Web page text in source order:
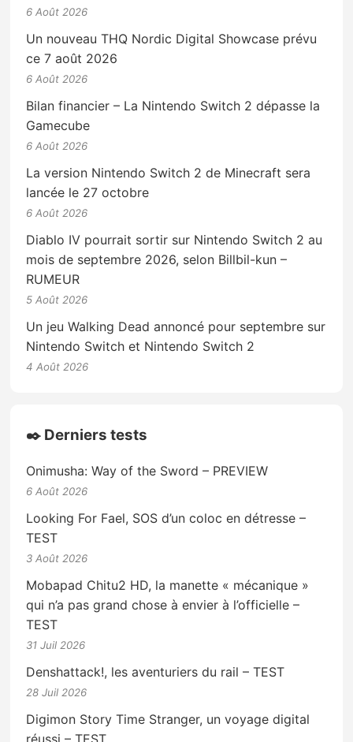
6 Août 2026
Un nouveau THQ Nordic Digital Showcase prévu
ce 7 août 2026
6 Août 2026
Bilan financier – La Nintendo Switch 2 dépasse la
Gamecube
6 Août 2026
La version Nintendo Switch 2 de Minecraft sera
lancée le 27 octobre
6 Août 2026
Diablo IV pourrait sortir sur Nintendo Switch 2 au
mois de septembre 2026, selon Billbil-kun –
RUMEUR
5 Août 2026
Un jeu Walking Dead annoncé pour septembre sur
Nintendo Switch et Nintendo Switch 2
4 Août 2026
✒️ Derniers tests
Onimusha: Way of the Sword – PREVIEW
6 Août 2026
Looking For Fael, SOS d’un coloc en détresse –
TEST
3 Août 2026
Mobapad Chitu2 HD, la manette « mécanique »
qui n’a pas grand chose à envier à l’officielle –
TEST
31 Juil 2026
Denshattack!, les aventuriers du rail – TEST
28 Juil 2026
Digimon Story Time Stranger, un voyage digital
réussi – TEST